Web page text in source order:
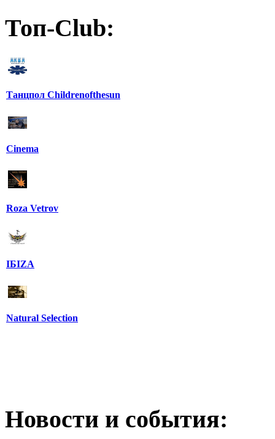
Топ-Club:
Танцпол Childrenofthesun
Cinema
Roza Vetrov
IБIZA
Natural Selection
Новости и события: